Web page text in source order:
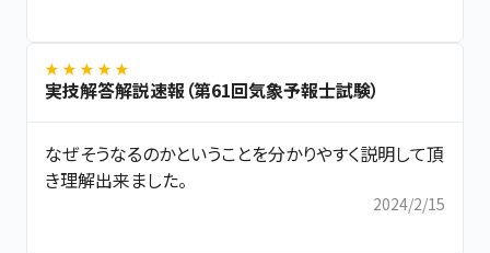
★ ★ ★ ★ ★
実技解答解説速報（第61回気象予報士試験）
なぜそうなるのかということを分かりやすく説明して頂
き理解出来ました。
2024/2/15